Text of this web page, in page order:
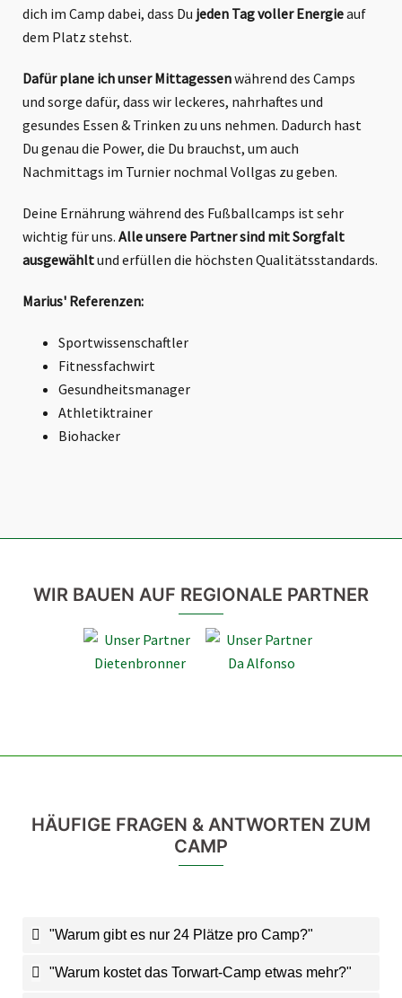
dich im Camp dabei, dass Du jeden Tag voller Energieauf
dem Platz stehst.
Dafür plane ich unser Mittagessenwährend des Camps
und sorge dafür, dass wir leckeres, nahrhaftes und
gesundes Essen & Trinken zu uns nehmen. Dadurch hast
Du genau die Power, die Du brauchst, um auch
Nachmittags im Turnier nochmal Vollgas zu geben.
Deine Ernährung während des Fußballcamps ist sehr
wichtig für uns. Alle unsere Partner sind mit Sorgfalt
ausgewähltund erfüllen die höchsten Qualitätsstandards.
Marius' Referenzen:
Sportwissenschaftler
Fitnessfachwirt
Gesundheitsmanager
Athletiktrainer
Biohacker
WIR BAUEN AUF REGIONALE PARTNER
HÄUFIGE FRAGEN & ANTWORTEN ZUM
CAMP
"Warum gibt es nur 24 Plätze pro Camp?"
"Warum kostet das Torwart-Camp etwas mehr?"